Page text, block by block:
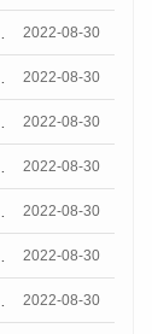
（2022）》的媒体文章 2022-08-30
告（2022）》的媒体文章 2022-08-30
（2022）》的媒体文章 2022-08-30
（2022）》的媒体文章 2022-08-30
告(2022)》的媒体文章 2022-08-30
告(2022)》的媒体文章 2022-08-30
告(2022)》的媒体文章 2022-08-30